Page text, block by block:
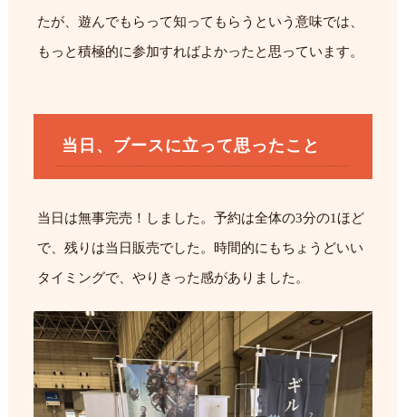
たが、遊んでもらって知ってもらうという意味では、
もっと積極的に参加すればよかったと思っています。
当日、ブースに立って思ったこと
当日は無事完売！しました。予約は全体の3分の1ほど
で、残りは当日販売でした。時間的にもちょうどいい
タイミングで、やりきった感がありました。